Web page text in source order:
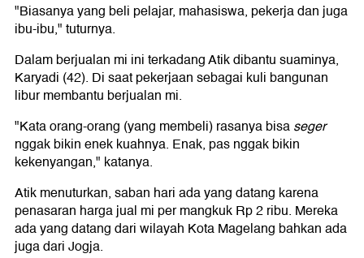
"Biasanya yang beli pelajar, mahasiswa, pekerja dan juga
ibu-ibu," tuturnya.
Dalam berjualan mi ini terkadang Atik dibantu suaminya,
Karyadi (42). Di saat pekerjaan sebagai kuli bangunan
libur membantu berjualan mi.
"Kata orang-orang (yang membeli) rasanya bisaseger
nggak bikin enek kuahnya. Enak, pas nggak bikin
kekenyangan," katanya.
Atik menuturkan, saban hari ada yang datang karena
penasaran harga jual mi per mangkuk Rp 2 ribu. Mereka
ada yang datang dari wilayah Kota Magelang bahkan ada
juga dari Jogja.